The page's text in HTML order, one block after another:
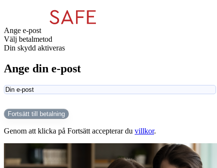
Ange e-post
Välj betalmetod
Din skydd aktiveras
Ange din e-post
Fortsätt till betalning
Genom att klicka på Fortsätt accepterar du villkor.